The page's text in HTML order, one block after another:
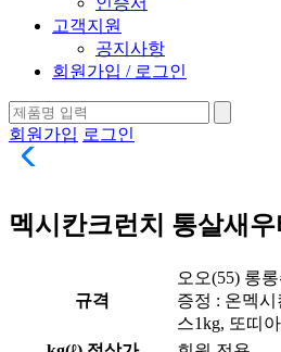
고객지원
공지사항
회원가입 / 로그인
회원가입 로그인
멕시칸크런치 통살새
규격
오오(55) 롱
증정 : 온멕
스1kg, 또띠